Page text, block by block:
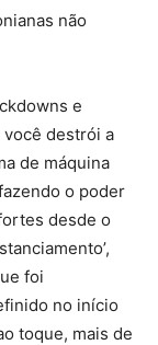
não
e
você destrói a
de máquina
o poder
desde o
foi
no início
toque, mais de